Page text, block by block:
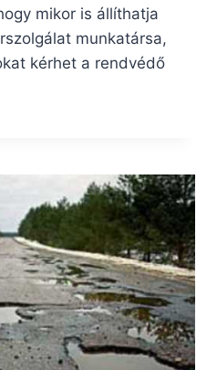
mikor is állíthatja
munkatársa,
kérhet a rendvédő